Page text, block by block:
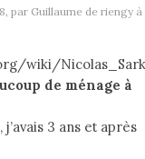
par Guillaume de riengy à
wiki/
de ménage à
3 ans et après